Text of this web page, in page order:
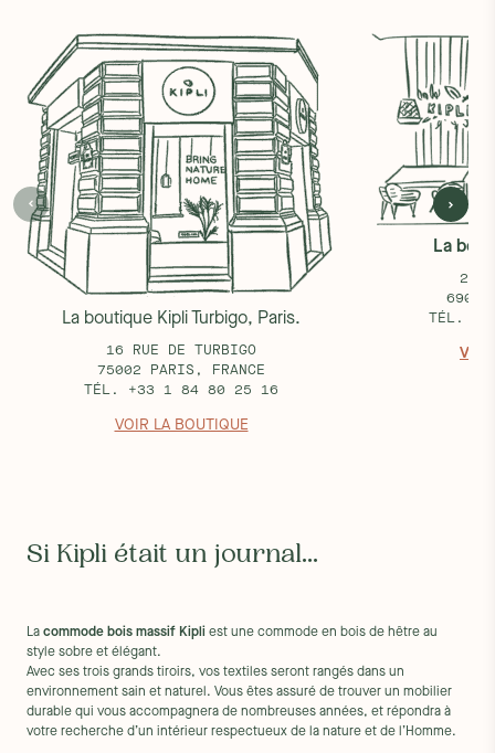
La boutique Kipli Turbigo, Paris.
16 RUE DE TURBIGO
75002 PARIS, FRANCE
TÉL. +33 1 84 80 25 16
VOIR LA BOUTIQUE
La
25
69002
TÉL.
Si Kipli était un journal...
La commode bois massif Kipli est une commode en bois de hêtre au
style sobre et élégant.
Avec ses trois grands tiroirs, vos textiles seront rangés dans un
environnement sain et naturel. Vous êtes assuré de trouver un mobilier
durable qui vous accompagnera de nombreuses années, et répondra à
votre recherche d’un intérieur respectueux de la nature et de l’Homme.